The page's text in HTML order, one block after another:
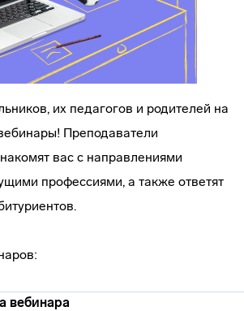
их педагогов и родителей на
Преподаватели
вас с направлениями
профессиями, а также ответят
вебинара